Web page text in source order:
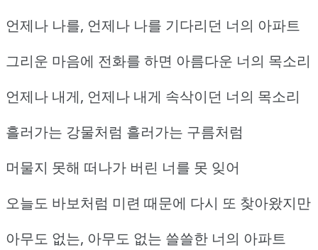
언제나 나를, 언제나 나를 기다리던 너의 아파트
그리운 마음에 전화를 하면 아름다운 너의 목소리
언제나 내게, 언제나 내게 속삭이던 너의 목소리
흘러가는 강물처럼 흘러가는 구름처럼
머물지 못해 떠나가 버린 너를 못 잊어
오늘도 바보처럼 미련 때문에 다시 또 찾아왔지만
아무도 없는, 아무도 없는 쓸쓸한 너의 아파트